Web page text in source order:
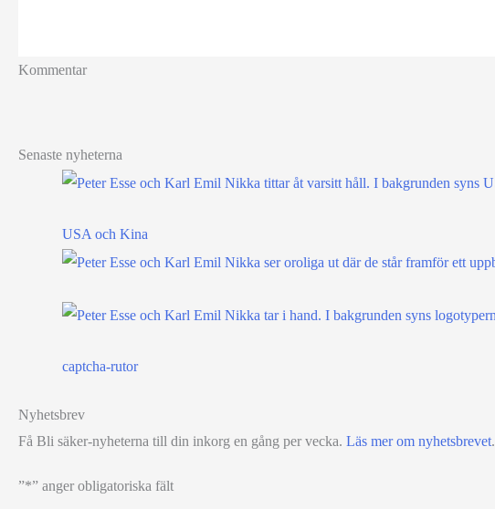
Kommentar
Senaste nyheterna
USA och Kina
captcha-rutor
Nyhetsbrev
Få Bli säker-nyheterna till din inkorg en gång per vecka. Läs mer om nyhetsbrevet.
”*” anger obligatoriska fält